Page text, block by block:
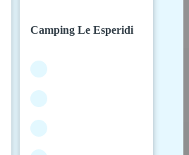
Camping Le Esperidi